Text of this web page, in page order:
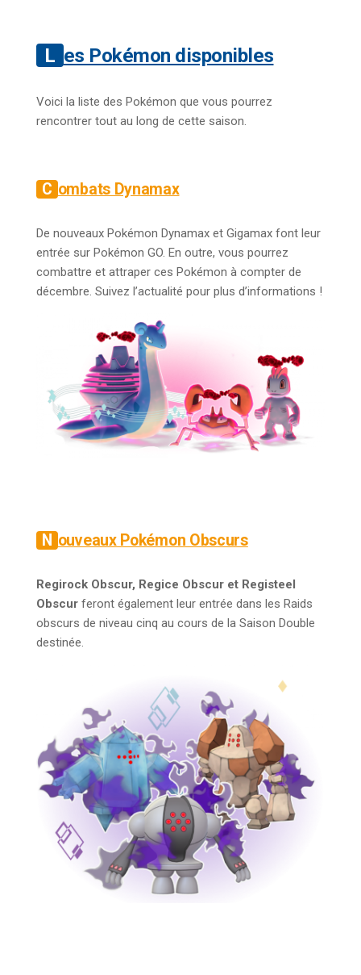
Les Pokémon disponibles
Voici la liste des Pokémon que vous pourrez
rencontrer tout au long de cette saison.
Combats Dynamax
De nouveaux Pokémon Dynamax et Gigamax font leur
entrée sur Pokémon GO. En outre, vous pourrez
combattre et attraper ces Pokémon à compter de
décembre. Suivez l’actualité pour plus d’informations !
Nouveaux Pokémon Obscurs
Regirock Obscur, Regice Obscur et Registeel
Obscur feront également leur entrée dans les Raids
obscurs de niveau cinq au cours de la Saison Double
destinée.